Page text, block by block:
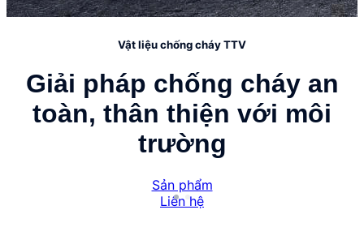
Vật liệu chống cháy TTV
Giải pháp chống cháy an
toàn, thân thiện với môi
trường
Sản phẩm
Liên hệ